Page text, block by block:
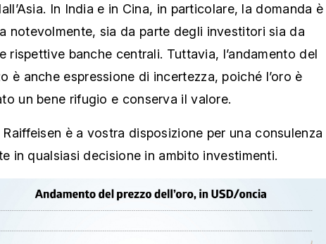
In India e in Cina, in particolare, la domanda è
notevolmente, sia da parte degli investitori sia da
rispettive banche centrali. Tuttavia, l’andamento del
è anche espressione di incertezza, poiché l’oro è
un bene rifugio e conserva il valore.
Raiffeisen è a vostra disposizione per una consulenza
in qualsiasi decisione in ambito investimenti.